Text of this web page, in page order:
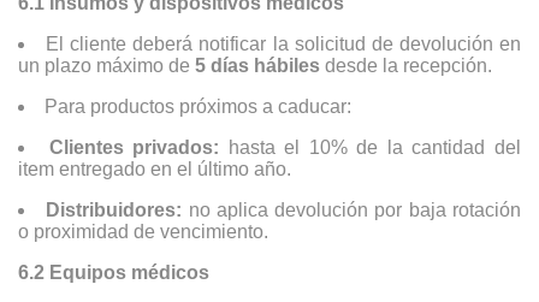
El cliente deberá notificar la solicitud de devolución en
un plazo máximo de 5 días hábiles desde la recepción.
Para productos próximos a caducar:
Clientes privados: hasta el 10% de la cantidad del
item entregado en el último año.
Distribuidores: no aplica devolución por baja rotación
o proximidad de vencimiento.
6.2 Equipos médicos